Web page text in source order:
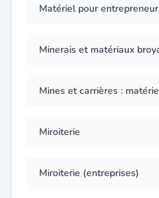
Matériel pour
Minerais et matériaux
Mines et carrières :
Miroiterie
Miroiterie (entreprises)